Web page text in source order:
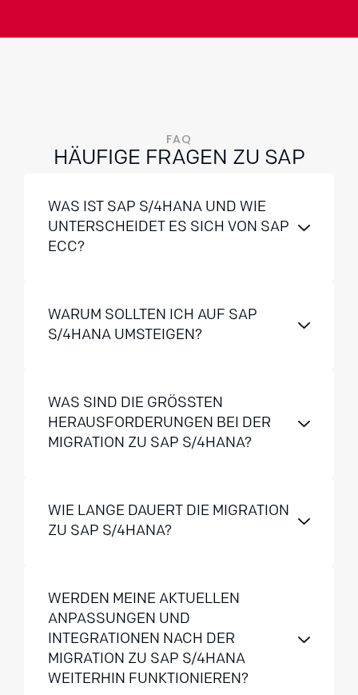
FAQ
HÄUFIGE FRAGEN ZU SAP
WAS IST SAP S/4HANA UND WIE
UNTERSCHEIDET ES SICH VON SAP
ECC?
WARUM SOLLTEN ICH AUF SAP
S/4HANA UMSTEIGEN?
WAS SIND DIE GRÖSSTEN H
ERAUSFORDERUNGEN BEI DER M
IGRATION ZU SAP S/4HANA?
WIE LANGE DAUERT DIE MIGRATION
ZU SAP S/4HANA?
WERDEN MEINE AKTUELLEN
ANPASSUNGEN UND
INTEGRATIONEN NACH DER
MIGRATION ZU SAP S/4HANA
WEITERHIN FUNKTIONIEREN?